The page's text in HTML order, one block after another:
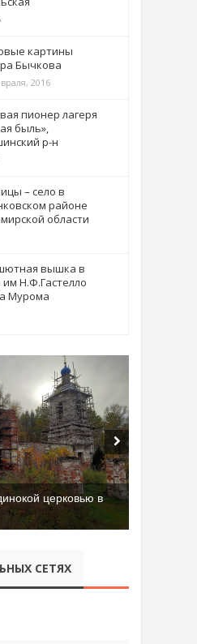
картины
Бычкова
2016
пионер лагеря
быль»,
р-н
– село в
районе
области
вышка в
им Н.Ф.Гастелло
Мурома
церковью в
СЕТЯХ